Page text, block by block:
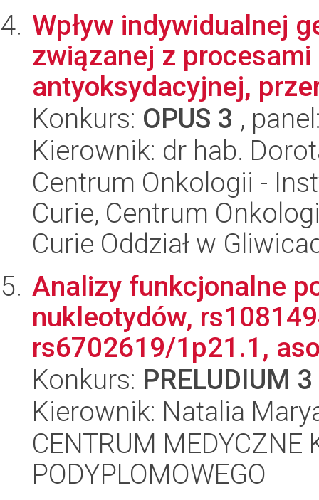
Wpływ indywidualnej
związanej z
antyoksydacyjnej,
Konkurs: OPUS 3 ,
Kierownik: dr hab.
Centrum Onkologii -
Curie, Centrum
Curie Oddział w
Analizy funkcjonalne
nukleotydów,
rs6702619/1p21.1,
Konkurs: PRELUDIUM 3
Kierownik: Natalia
CENTRUM MEDYCZNE
PODYPLOMOWEGO